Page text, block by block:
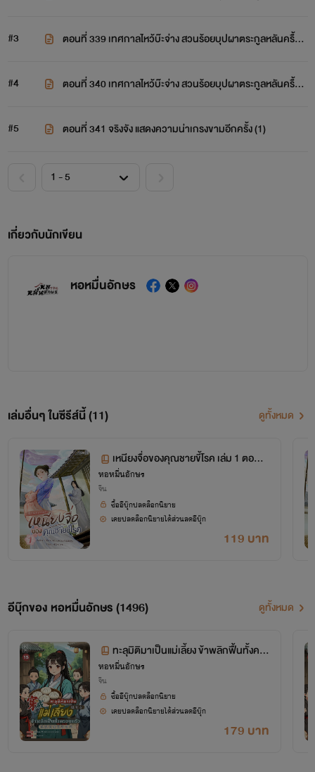
#3
ตอนที่ 339 เทศกาลไหว้บ๊ะจ่าง สวนร้อยบุปผาตระกูลหลันครื้นเ
#4
ตอนที่ 340 เทศกาลไหว้บ๊ะจ่าง สวนร้อยบุปผาตระกูลหลันครื้นเ
#5
ตอนที่ 341 จริงจัง แสดงความน่าเกรงขามอีกครั้ง (1)
เกี่ยวกับนักเขียน
หอหมื่นอักษร
เล่มอื่นๆ ในซีรีส์นี้ (11) ดูทั้งหมด
เหนียงจื่อของคุณชายขี้โรค เล่ม 1 ตอน 1
-56
หอหมื่นอักษร
จีน
119 บาท
ซื้ออีบุ๊กปลดล็อกนิยาย
เคยปลดล็อกนิยายได้ส่วนลดอีบุ๊ก
อีบุ๊กของ หอหมื่นอักษร (1496) ดูทั้งหมด
ทะลุมิติมาเป็นแม่เลี้ยง ข้าพลิกฟื้นทั้งคร
อบครัว เล่ม 15 (จบ+ตอนพิเศษ)
หอหมื่นอักษร
จีน
179 บาท
ซื้ออีบุ๊กปลดล็อกนิยาย
เคยปลดล็อกนิยายได้ส่วนลดอีบุ๊ก